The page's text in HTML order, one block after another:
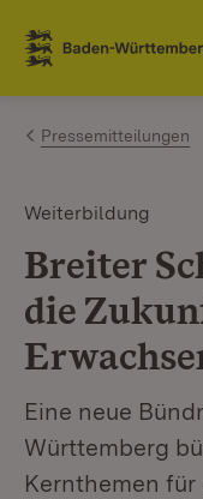
Zum Inhalt
Link zur Startseite
Pressemitteilungen
Weiterbildung
Breiter
die
Eine neue
Württemberg
Kernthemen